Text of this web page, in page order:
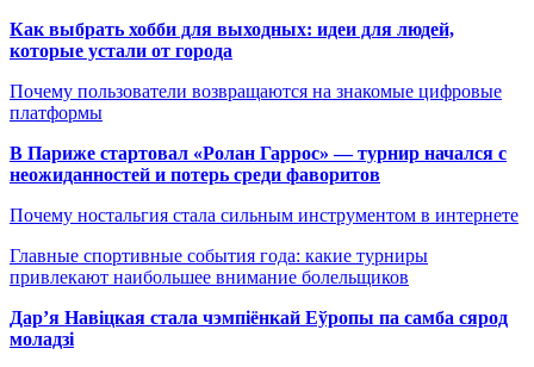
Как выбрать хобби для выходных: идеи для людей,
которые устали от города
Почему пользователи возвращаются на знакомые цифровые
платформы
В Париже стартовал «Ролан Гаррос» — турнир начался с
неожиданностей и потерь среди фаворитов
Почему ностальгия стала сильным инструментом в интернете
Главные спортивные события года: какие турниры
привлекают наибольшее внимание болельщиков
Дар’я Навіцкая стала чэмпіёнкай Еўропы па самба сярод
моладзі